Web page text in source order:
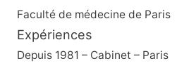
Faculté de médecine de Paris
Expériences
Depuis 1981 – Cabinet – Paris